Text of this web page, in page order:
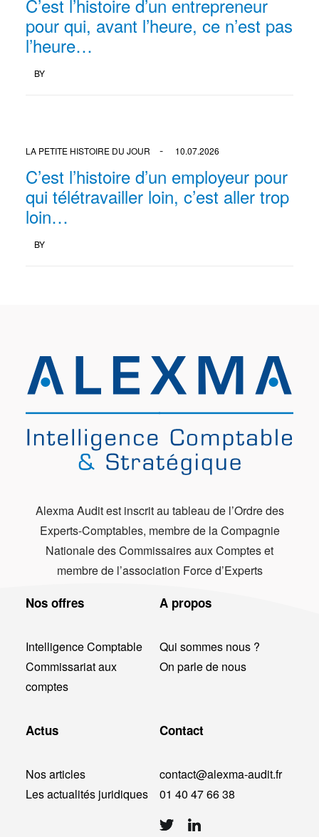
C’est l’histoire d’un entrepreneur
pour qui, avant l’heure, ce n’est pas
l’heure…
BY
LA PETITE HISTOIRE DU JOUR 10.07.2026
C’est l’histoire d’un employeur pour
qui télétravailler loin, c’est aller trop
loin…
BY
Alexma Audit est inscrit au tableau de l’Ordre des
Experts-Comptables, membre de la Compagnie
Nationale des Commissaires aux Comptes et
membre de l’association Force d’Experts
Nos offres
Intelligence Comptable
Commissariat aux
comptes
A propos
Qui sommes nous ?
On parle de nous
Actus
Nos articles
Les actualités juridiques
Contact
contact@alexma-audit.fr
01 40 47 66 38